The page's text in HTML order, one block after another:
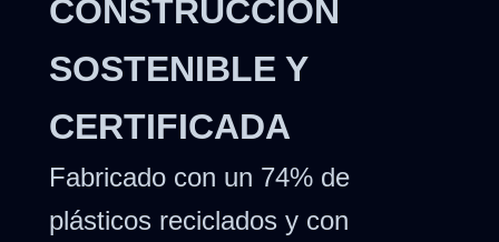
CONSTRUCCIÓN
SOSTENIBLE Y
CERTIFICADA
Fabricado con un 74% de
plásticos reciclados y con